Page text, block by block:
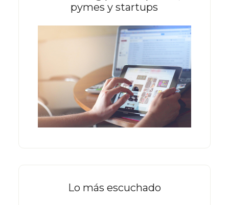
pymes y startups
Lo más escuchado